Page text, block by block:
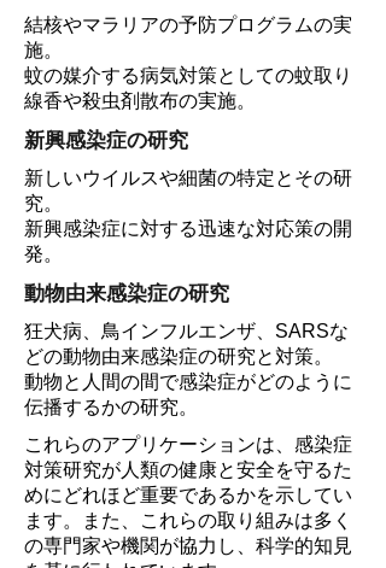
結核やマラリアの予防プログラムの実
施。
蚊の媒介する病気対策としての蚊取り
線香や殺虫剤散布の実施。
新興感染症の研究
新しいウイルスや細菌の特定とその研
究。
新興感染症に対する迅速な対応策の開
発。
動物由来感染症の研究
狂犬病、鳥インフルエンザ、SARSな
どの動物由来感染症の研究と対策。
動物と人間の間で感染症がどのように
伝播するかの研究。
これらのアプリケーションは、感染症
対策研究が人類の健康と安全を守るた
めにどれほど重要であるかを示してい
ます。また、これらの取り組みは多く
の専門家や機関が協力し、科学的知見